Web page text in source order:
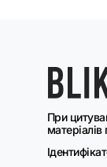
При